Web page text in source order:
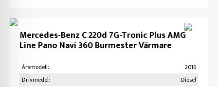
Mercedes-Benz C 220d 7G-Tronic Plus AMG
Line Pano Navi 360 Burmester Värmare
Årsmodell:
2016
Drivmedel:
Diesel